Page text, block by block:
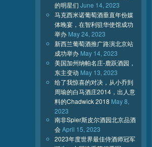
的明星们 June 14, 2023
马克西米诺葡萄酒垂直年份媒
体晚宴，在智利驻华使馆成功
举办 May 24, 2023
新西兰葡萄酒推广路演北京站
成功举办 May 14, 2023
美国加州纳帕名庄-鹿跃酒园，
东主变动 May 13, 2023
给了我惊喜的对决，从小乔到
周瑜的白马酒庄2014，出人意
料的Chadwick 2018 May 8,
2023
南非Spier斯皮尔酒园北京品酒
会April 15, 2023
2023年度世界最佳侍酒师冠军